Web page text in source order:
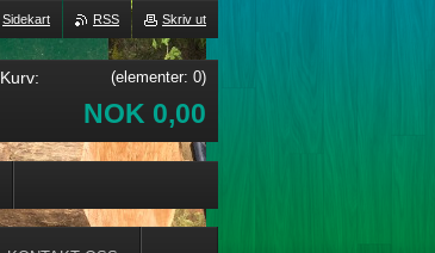
Skriv ut
RSS
Sidekart
Kurv: (elementer: 0)
NOK 0,00